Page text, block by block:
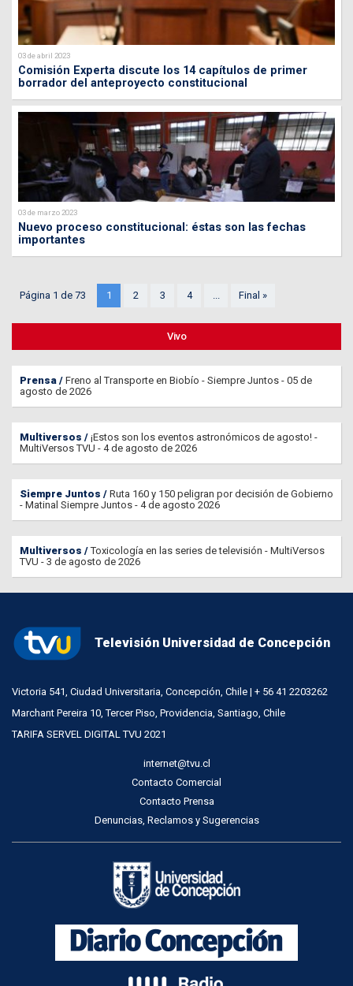
03 de abril 2023
Comisión Experta discute los 14 capítulos de primer
borrador del anteproyecto constitucional
03 de marzo 2023
Nuevo proceso constitucional: éstas son las fechas
importantes
Página 1 de 73 1 2 3 4 ... Final »
Vivo
Prensa
Freno al Transporte en Biobío - Siempre Juntos - 05 de
agosto de 2026
Multiversos
¡Estos son los eventos astronómicos de agosto! -
MultiVersos TVU - 4 de agosto de 2026
Siempre Juntos
Ruta 160 y 150 peligran por decisión de Gobierno
- Matinal Siempre Juntos - 4 de agosto 2026
Multiversos
Toxicología en las series de televisión - MultiVersos
TVU - 3 de agosto de 2026
Televisión Universidad de Concepción
Victoria 541, Ciudad Universitaria, Concepción, Chile | + 56 41 2203262
Marchant Pereira 10, Tercer Piso, Providencia, Santiago, Chile
TARIFA SERVEL DIGITAL TVU 2021
internet@tvu.cl
Contacto Comercial
Contacto Prensa
Denuncias, Reclamos y Sugerencias